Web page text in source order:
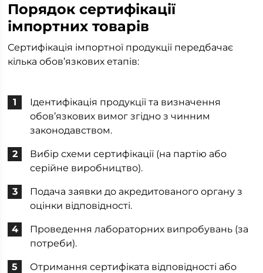
Порядок сертифікації
імпортних товарів
Сертифікація імпортної продукції передбачає
кілька обов’язкових етапів:
Ідентифікація продукції та визначення
обов’язкових вимог згідно з чинним
законодавством.
Вибір схеми сертифікації (на партію або
серійне виробництво).
Подача заявки до акредитованого органу з
оцінки відповідності.
Проведення лабораторних випробувань (за
потреби).
Отримання сертифіката відповідності або